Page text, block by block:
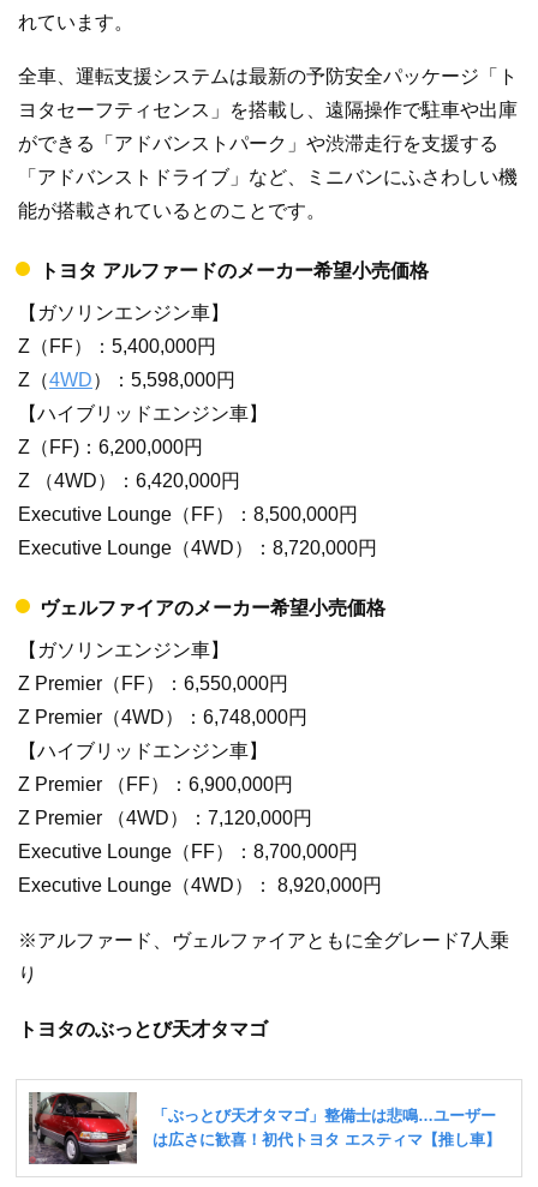
れています。
全車、運転支援システムは最新の予防安全パッケージ「ト
ヨタセーフティセンス」を搭載し、遠隔操作で駐車や出庫
ができる「アドバンストパーク」や渋滞走行を支援する
「アドバンストドライブ」など、ミニバンにふさわしい機
能が搭載されているとのことです。
トヨタ アルファードのメーカー希望小売価格
【ガソリンエンジン車】
Z（FF）：5,400,000円
Z（4WD）：5,598,000円
【ハイブリッドエンジン車】
Z（FF)：6,200,000円
Z （4WD）：6,420,000円
Executive Lounge（FF）：8,500,000円
Executive Lounge（4WD）：8,720,000円
ヴェルファイアのメーカー希望小売価格
【ガソリンエンジン車】
Z Premier（FF）：6,550,000円
Z Premier（4WD）：6,748,000円
【ハイブリッドエンジン車】
Z Premier （FF）：6,900,000円
Z Premier （4WD）：7,120,000円
Executive Lounge（FF）：8,700,000円
Executive Lounge（4WD）： 8,920,000円
※アルファード、ヴェルファイアともに全グレード7人乗
り
トヨタのぶっとび天才タマゴ